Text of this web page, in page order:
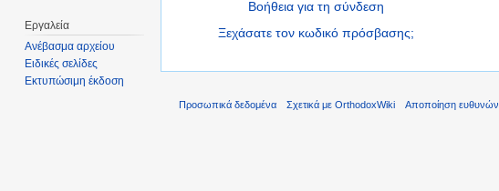
Βοήθεια για τη σύνδεση
Ξεχάσατε τον κωδικό πρόσβασης;
Εργαλεία
Ανέβασμα αρχείου
Ειδικές σελίδες
Εκτυπώσιμη έκδοση
Προσωπικά δεδομένα Σχετικά με OrthodoxWiki Αποποίηση ευθυνών